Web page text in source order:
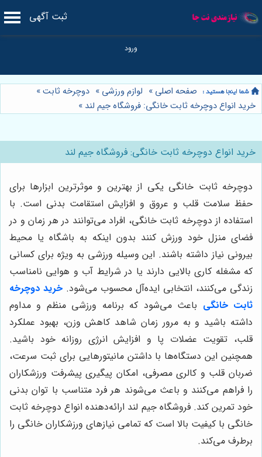
ثبت آگهی
صفحه اصلی » لوازم ورزشی » دوچرخه ثابت»
خرید انواع دوچرخه ثابت خانگی: فروشگاه جیم لند »
خرید انواع دوچرخه ثابت خانگی: فروشگاه جیم لند
دوچرخه ثابت خانگی یکی از بهترین و موثرترین ابزارها برای
حفظ سلامت قلب و عروق و افزایش استقامت بدنی است. با
استفاده از دوچرخه ثابت خانگی، افراد می‌توانند در هر زمان و در
فضای منزل خود ورزش کنند بدون اینکه به باشگاه یا محیط
بیرونی نیاز داشته باشند. این وسیله ورزشی به ویژه برای کسانی
که مشغله کاری بالایی دارند یا در شرایط آب و هوایی نامناسب
زندگی می‌کنند، انتخابی ایده‌آل محسوب می‌شود. خرید دوچرخه
ثابت خانگی باعث می‌شود که برنامه ورزشی منظم و مداوم
داشته باشید و به مرور زمان شاهد کاهش وزن، بهبود عملکرد
قلب، تقویت عضلات پا و افزایش انرژی روزانه خود باشید.
همچنین این دستگاه‌ها با داشتن مانیتورهایی برای ثبت سرعت،
ضربان قلب و کالری مصرفی، امکان پیگیری پیشرفت ورزشکاران
را فراهم می‌کنند و باعث می‌شوند هر فرد متناسب با توان بدنی
خود تمرین کند. فروشگاه جیم لند ارائه‌دهنده انواع دوچرخه ثابت
خانگی با کیفیت بالا است که تمامی نیازهای ورزشکاران خانگی را
برطرف می‌کند.